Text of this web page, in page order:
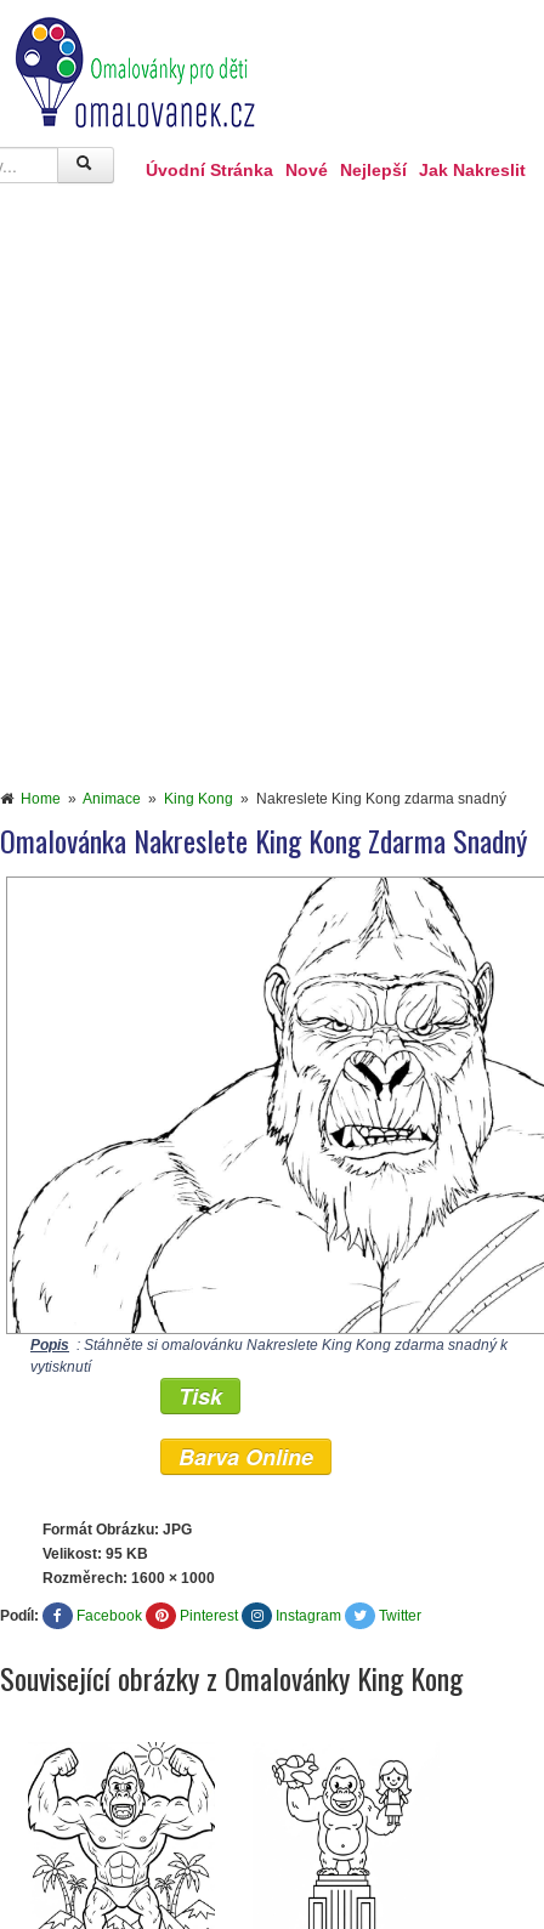
Úvodní Stránka Nové Nejlepší Jak Nakreslit
Home » Animace » King Kong » Nakreslete King Kong zdarma snadný
Omalovánka Nakreslete King Kong Zdarma Snadný
Popis : Stáhněte si omalovánku Nakreslete King Kong zdarma snadný k
vytisknutí
Tisk
Barva Online
Formát Obrázku: JPG
Velikost: 95 KB
Rozměrech: 1600 × 1000
Podíl: Facebook Pinterest Instagram Twitter
Související obrázky z Omalovánky King Kong